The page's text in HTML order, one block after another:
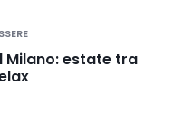
Milano: estate tra